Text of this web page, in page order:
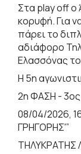
Στα play off ο
κορυφή. Για
πάρει το
αδιάφορο
Ελασσόνας
Η 5η
2η ΦΑΣΗ -
08/04/2026,
ΓΡΗΓΟΡΗΣ'”
ΤΗΛΥΚΡΑΤΗΣ